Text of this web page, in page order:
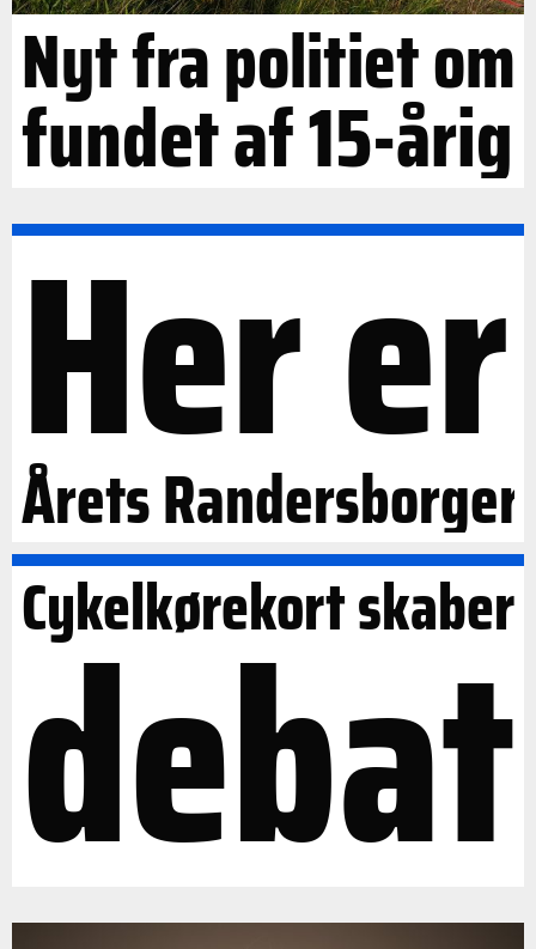
Nyt fra politiet om
fundet af 15-årig
Her er
Årets Randersborger
Cykelkørekort skaber
debat